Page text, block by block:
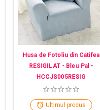
Husa de Fotoliu din Catifea
RESIGILAT - Bleu Pal -
HCCJS005RESIG
Ultimul produs